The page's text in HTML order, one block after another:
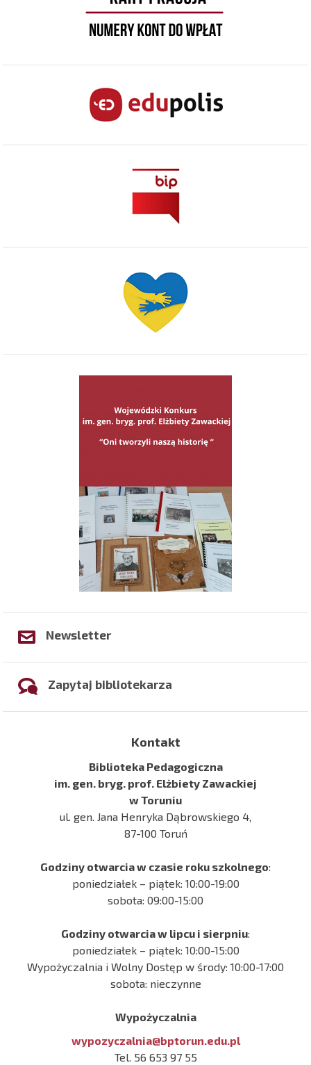
Newsletter
Zapytaj bibliotekarza
Kontakt
Biblioteka Pedagogiczna
im. gen. bryg. prof. Elżbiety Zawackiej
w Toruniu
ul. gen. Jana Henryka Dąbrowskiego 4,
87-100 Toruń
Godziny otwarcia w czasie roku szkolnego:
poniedziałek – piątek: 10:00-19:00
sobota: 09:00-15:00
Godziny otwarcia w lipcu i sierpniu:
poniedziałek – piątek: 10:00-15:00
Wypożyczalnia i Wolny Dostęp w środy: 10:00-17:00
sobota: nieczynne
Wypożyczalnia
wypozyczalnia@bptorun.edu.pl
Tel. 56 653 97 55